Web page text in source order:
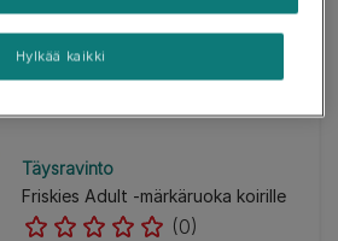
Täysravinto
Friskies Adult -märkäruoka koirille
(0)
Hylkää kaikki